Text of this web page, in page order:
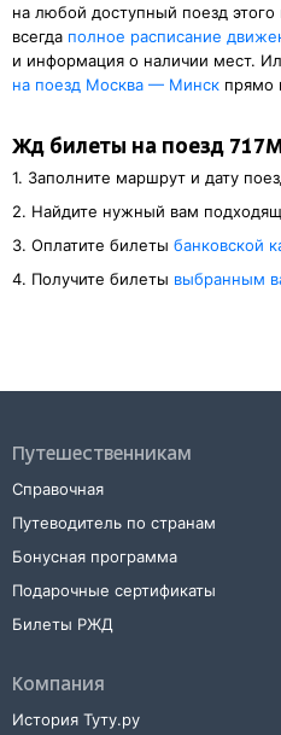
на любой доступный поезд
всегда полное расписание
и информация о наличии мест.
на поезд Москва — Минск прямо
Жд билеты на поезд
1. Заполните маршрут и дату
2. Найдите нужный вам
3. Оплатите билеты банковской
4. Получите билеты выбранным
Путешественникам
Справочная
Путеводитель по странам
Бонусная программа
Подарочные сертификаты
Билеты РЖД
Компания
История Туту.ру